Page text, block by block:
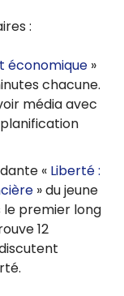
:
économique »
chacune.
média avec
« Liberté :
» du jeune
le premier long
12